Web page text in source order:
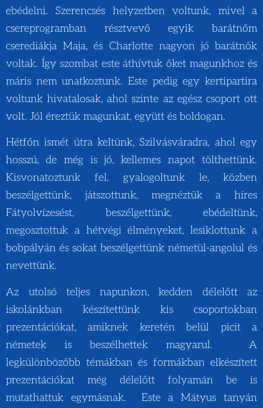
ebédelni. Szerencsés helyzetben voltunk, mivel a
csereprogramban résztvevő egyik barátnőm
cserediákja Maja, és Charlotte nagyon jó barátnők
voltak. Így szombat este áthívtuk őket magunkhoz és
máris nem unatkoztunk. Este pedig egy kertipartira
voltunk hivatalosak, ahol szinte az egész csoport ott
volt. Jól éreztük magunkat, együtt és boldogan.
Hétfőn ismét útra keltünk, Szilvásváradra, ahol egy
hosszú, de még is jó, kellemes napot tölthettünk.
Kisvonatoztunk fel, gyalogoltunk le, közben
beszélgettünk, játszottunk, megnéztük a híres
Fátyolvízesést, beszélgettünk, ebédeltünk,
megosztottuk a hétvégi élményeket, lesiklottunk a
bobpályán és sokat beszélgettünk németül-angolul és
nevettünk.
Az utolsó teljes napunkon, kedden délelőtt az
iskolánkban készítettünk kis csoportokban
prezentációkat, amiknek keretén belül picit a
németek is beszélhettek magyarul. A
legkülönbözőbb témákban és formákban elkészített
prezentációkat még délelőtt folyamán be is
mutathattuk egymásnak. Este a Mátyus tanyán